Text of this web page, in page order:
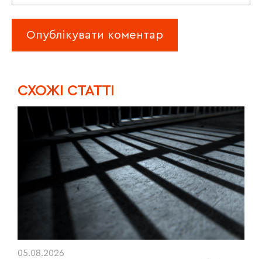
CХОЖІ СТАТТІ
05.08.2026